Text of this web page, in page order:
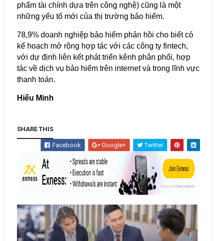
phẩm tài chính dựa trên công nghệ) cũng là một
những yếu tố mới của thị trường bảo hiểm.
78,9% doanh nghiệp bảo hiểm phản hồi cho biết có
kế hoạch mở rộng hợp tác với các công ty fintech,
với dự định liên kết phát triển kênh phân phối, hợp
tác về dịch vụ bảo hiểm trên internet và trong lĩnh vực
thanh toán.
Hiếu Minh
SHARE THIS
Facebook Google+ Twitter